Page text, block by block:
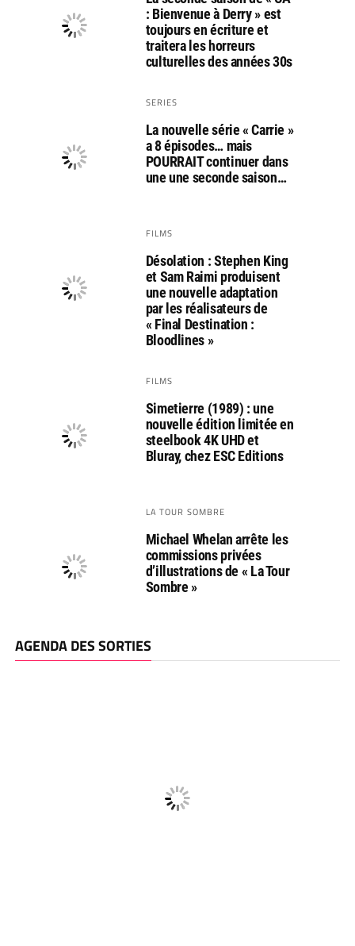
: Bienvenue à Derry » est
toujours en écriture et
traitera les horreurs
culturelles des années 30s
SERIES
La nouvelle série « Carrie »
a 8 épisodes… mais
POURRAIT continuer dans
une une seconde saison…
FILMS
Désolation : Stephen King
et Sam Raimi produisent
une nouvelle adaptation
par les réalisateurs de
« Final Destination :
Bloodlines »
FILMS
Simetierre (1989) : une
nouvelle édition limitée en
steelbook 4K UHD et
Bluray, chez ESC Editions
LA TOUR SOMBRE
Michael Whelan arrête les
commissions privées
d’illustrations de « La Tour
Sombre »
AGENDA DES SORTIES